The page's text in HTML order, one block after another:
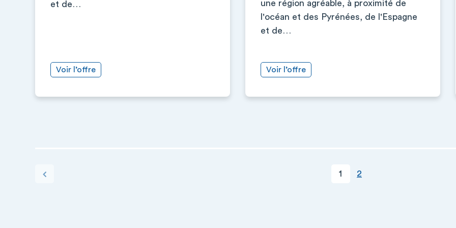
et de…
Voir l’offre
une région agréable, à proximité de
l'océan et des Pyrénées, de l'Espagne
et de…
Voir l’offre
PAGINATION
Page précédente Page courante
1 Page
2